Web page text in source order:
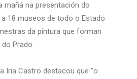
mañá na presentación do
18 museos de todo o Estado
da pintura que forman
Prado.
Iria Castro destacou que “o